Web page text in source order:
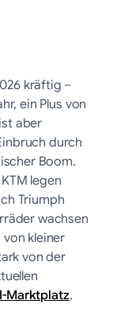
kräftig –
ein Plus von
aber
durch
Boom.
legen
Triumph
wachsen
kleiner
von der
Marktplatz.